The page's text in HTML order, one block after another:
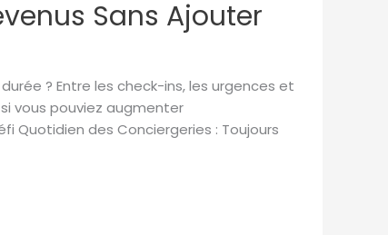
Sans Ajouter
? Entre les check-ins, les urgences et
vous pouviez augmenter
Quotidien des Conciergeries : Toujours